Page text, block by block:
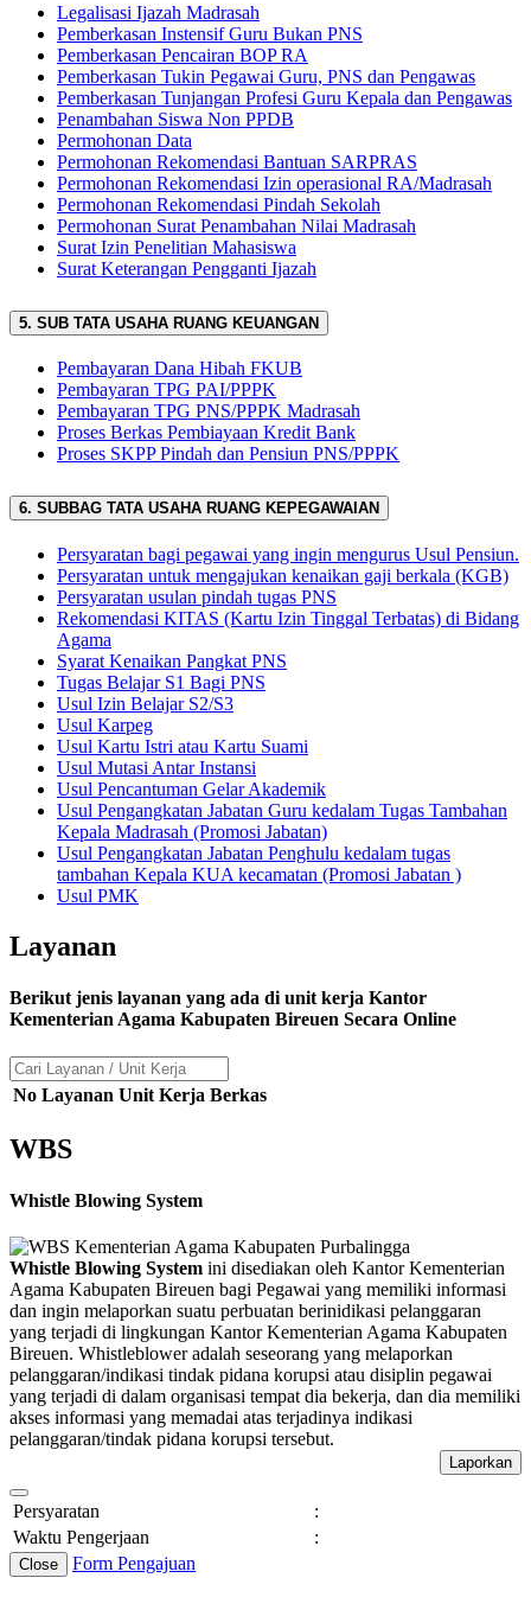
Legalisasi Ijazah Madrasah
Pemberkasan Instensif Guru Bukan PNS
Pemberkasan Pencairan BOP RA
Pemberkasan Tukin Pegawai Guru, PNS dan Pengawas
Pemberkasan Tunjangan Profesi Guru Kepala dan Pengawas
Penambahan Siswa Non PPDB
Permohonan Data
Permohonan Rekomendasi Bantuan SARPRAS
Permohonan Rekomendasi Izin operasional RA/Madrasah
Permohonan Rekomendasi Pindah Sekolah
Permohonan Surat Penambahan Nilai Madrasah
Surat Izin Penelitian Mahasiswa
Surat Keterangan Pengganti Ijazah
5. SUB TATA USAHA RUANG KEUANGAN
Pembayaran Dana Hibah FKUB
Pembayaran TPG PAI/PPPK
Pembayaran TPG PNS/PPPK Madrasah
Proses Berkas Pembiayaan Kredit Bank
Proses SKPP Pindah dan Pensiun PNS/PPPK
6. SUBBAG TATA USAHA RUANG KEPEGAWAIAN
Persyaratan bagi pegawai yang ingin mengurus Usul Pensiun.
Persyaratan untuk mengajukan kenaikan gaji berkala (KGB)
Persyaratan usulan pindah tugas PNS
Rekomendasi KITAS (Kartu Izin Tinggal Terbatas) di Bidang
Agama
Syarat Kenaikan Pangkat PNS
Tugas Belajar S1 Bagi PNS
Usul Izin Belajar S2/S3
Usul Karpeg
Usul Kartu Istri atau Kartu Suami
Usul Mutasi Antar Instansi
Usul Pencantuman Gelar Akademik
Usul Pengangkatan Jabatan Guru kedalam Tugas Tambahan
Kepala Madrasah (Promosi Jabatan)
Usul Pengangkatan Jabatan Penghulu kedalam tugas
tambahan Kepala KUA kecamatan (Promosi Jabatan )
Usul PMK
Layanan
Berikut jenis layanan yang ada di unit kerja Kantor
Kementerian Agama Kabupaten Bireuen Secara Online
No Layanan Unit Kerja Berkas
WBS
Whistle Blowing System
Whistle Blowing System ini disediakan oleh Kantor Kementerian
Agama Kabupaten Bireuen bagi Pegawai yang memiliki informasi
dan ingin melaporkan suatu perbuatan berinidikasi pelanggaran
yang terjadi di lingkungan Kantor Kementerian Agama Kabupaten
Bireuen. Whistleblower adalah seseorang yang melaporkan
pelanggaran/indikasi tindak pidana korupsi atau disiplin pegawai
yang terjadi di dalam organisasi tempat dia bekerja, dan dia memiliki
akses informasi yang memadai atas terjadinya indikasi
pelanggaran/tindak pidana korupsi tersebut.
Laporkan
Persyaratan
:
Waktu Pengerjaan
:
Close Form Pengajuan